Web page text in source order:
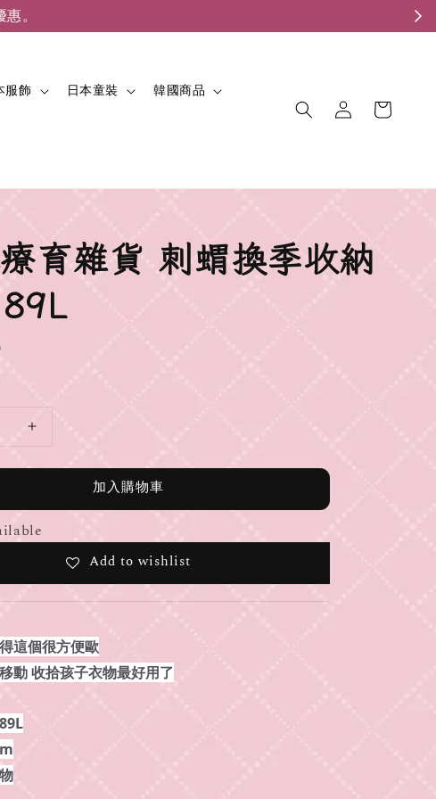
。
服飾 日本童裝
韓國商品
育雜貨 刺蝟換季收納
加入購物車
Add to wishlist
這個很方便歐
動 收拾孩子衣物最好用了